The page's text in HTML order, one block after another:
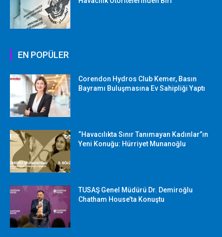
EN POPÜLER
Corendon Hydros Club Kemer, Basın
Bayramı Buluşmasına Ev Sahipliği Yaptı
“Havacılıkta Sınır Tanımayan Kadınlar”ın
Yeni Konuğu: Hürriyet Munanoğlu
TUSAŞ Genel Müdürü Dr. Demiroğlu
Chatham House’ta Konuştu